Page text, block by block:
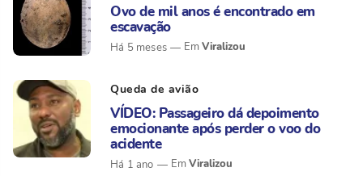
Ovo de mil anos é encontrado em
escavação
Há 5 meses Viralizou
Queda de avião
VÍDEO: Passageiro dá depoimento
emocionante após perder o voo do
acidente
Há 1 ano Viralizou